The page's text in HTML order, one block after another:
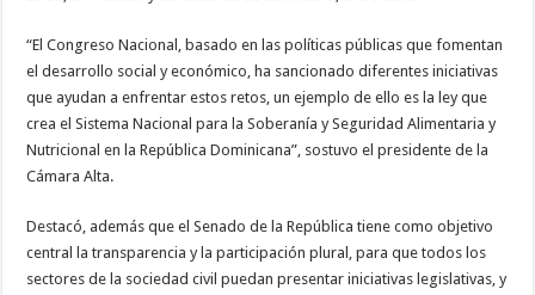
“El Congreso Nacional, basado en las políticas públicas que fomentan
el desarrollo social y económico, ha sancionado diferentes iniciativas
que ayudan a enfrentar estos retos, un ejemplo de ello es la ley que
crea el Sistema Nacional para la Soberanía y Seguridad Alimentaria y
Nutricional en la República Dominicana”, sostuvo el presidente de la
Cámara Alta.
Destacó, además que el Senado de la República tiene como objetivo
central la transparencia y la participación plural, para que todos los
sectores de la sociedad civil puedan presentar iniciativas legislativas, y